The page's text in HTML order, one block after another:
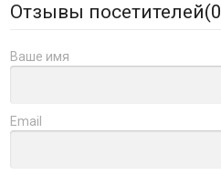
Отзывы посетителей(0
Ваше имя
Email